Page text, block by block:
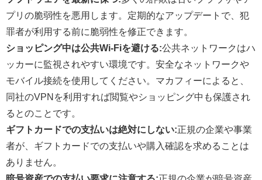
プリの脆弱性を悪用します。定期的なアップデートで、犯
罪者が利用する前に脆弱性を修正できます。
ショッピング中は公共Wi-Fiを避ける:公共ネットワークはハ
ッカーに監視されやすい環境です。安全なネットワークや
モバイル接続を使用してください。マカフィーによると、
同社のVPNを利用すれば閲覧やショッピング中も保護され
るとのことです。
ギフトカードでの支払いは絶対にしない:正規の企業や事業
者が、ギフトカードでの支払いや購入確認を求めることは
ありません。
暗号資産での支払い要求に注意する:正規の企業が暗号資産